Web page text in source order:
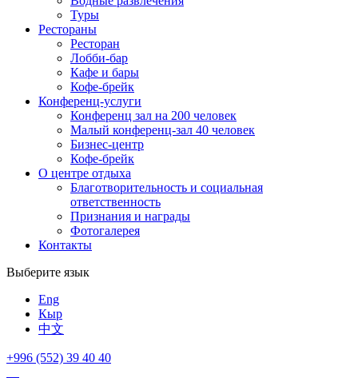
Туры
Рестораны
Ресторан
Лобби-бар
Кафе и бары
Кофе-брейк
Конференц-услуги
Конференц зал на 200 человек
Малый конференц-зал 40 человек
Бизнес-центр
Кофе-брейк
О центре отдыха
Благотворительность и социальная
ответственность
Признания и награды
Фотогалерея
Контакты
Выберите язык
Eng
Кыр
中文
+996 (552) 39 40 40